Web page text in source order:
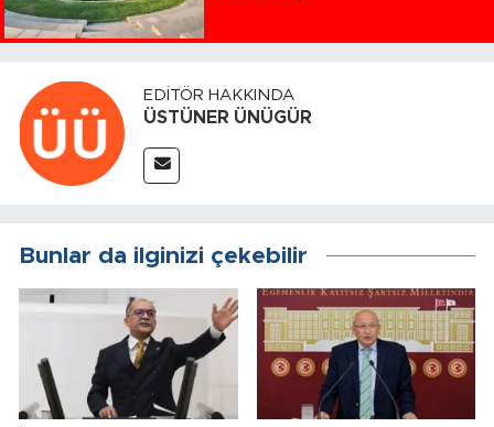
EDITÖR HAKKINDA
ÜSTÜNER ÜNÜGÜR
Bunlar da ilginizi çekebilir